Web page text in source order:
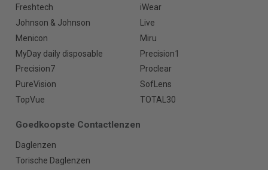
Freshtech
iWear
Johnson & Johnson
Live
Menicon
Miru
MyDay daily disposable
Precision1
Precision7
Proclear
PureVision
SofLens
TopVue
TOTAL30
Goedkoopste Contactlenzen
Daglenzen
Torische Daglenzen